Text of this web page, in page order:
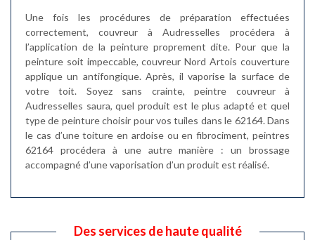
Une fois les procédures de préparation effectuées
correctement, couvreur à Audresselles procédera à
l’application de la peinture proprement dite. Pour que la
peinture soit impeccable, couvreur Nord Artois couverture
applique un antifongique. Après, il vaporise la surface de
votre toit. Soyez sans crainte, peintre couvreur à
Audresselles saura, quel produit est le plus adapté et quel
type de peinture choisir pour vos tuiles dans le 62164. Dans
le cas d’une toiture en ardoise ou en fibrociment, peintres
62164 procédera à une autre manière : un brossage
accompagné d’une vaporisation d’un produit est réalisé.
Des services de haute qualité